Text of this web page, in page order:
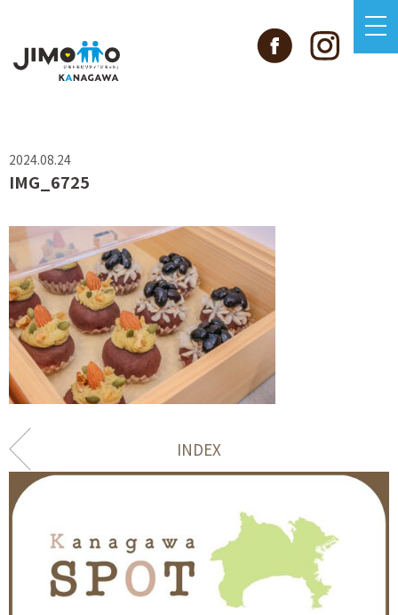
2024.08.24
IMG_6725
INDEX